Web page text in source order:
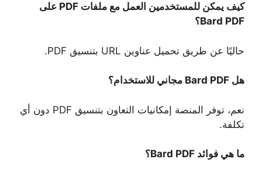
كيف يمكن للمستخدمين العمل مع ملفات PDF على
Bard PDF؟
حاليًا عن طريق تحميل عناوين URL بتنسيق PDF.
هل Bard PDF مجاني للاستخدام؟
نعم، توفر المنصة إمكانيات التعاون بتنسيق PDF دون أي
تكلفة.
ما هي فوائد Bard PDF؟